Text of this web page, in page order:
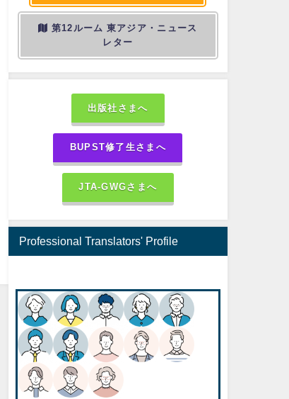
第12ルーム 東アジア・ニュース
レター
出版社さまへ
BUPST修了生さまへ
JTA-GWGさまへ
Professional Translators' Profile